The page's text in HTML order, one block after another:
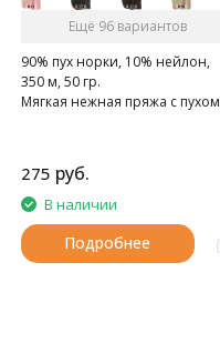
Ещё 96 вариантов
90% пух норки, 10% нейлон,
350 м, 50 гр.
Мягкая нежная пряжа с пухом
275 руб.
В наличии
Подробнее